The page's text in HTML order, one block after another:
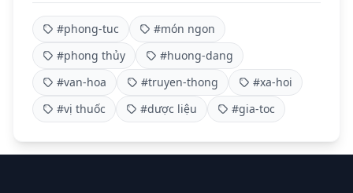
#phong-tuc
#món ngon
#phong thủy
#huong-dang
#van-hoa
#truyen-thong
#xa-hoi
#vị thuốc
#dược liệu #gia-toc